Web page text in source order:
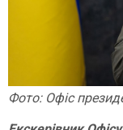
Фото: Офіс